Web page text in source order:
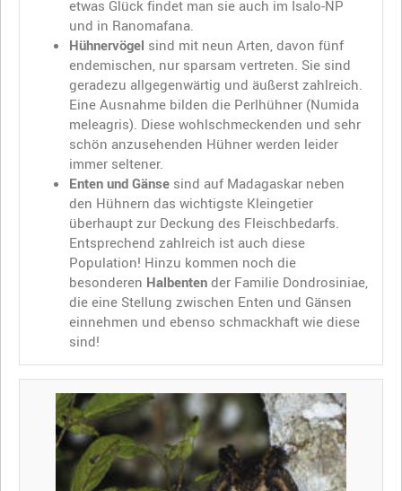
etwas Glück findet man sie auch im Isalo-NP
und in Ranomafana.
Hühnervögel sind mit neun Arten, davon fünf
endemischen, nur sparsam vertreten. Sie sind
geradezu allgegenwärtig und äußerst zahlreich.
Eine Ausnahme bilden die Perlhühner (Numida
meleagris). Diese wohlschmeckenden und sehr
schön anzusehenden Hühner werden leider
immer seltener.
Enten und Gänse sind auf Madagaskar neben
den Hühnern das wichtigste Kleingetier
überhaupt zur Deckung des Fleischbedarfs.
Entsprechend zahlreich ist auch diese
Population! Hinzu kommen noch die
besonderen Halbenten der Familie Dondrosiniae,
die eine Stellung zwischen Enten und Gänsen
einnehmen und ebenso schmackhaft wie diese
sind!